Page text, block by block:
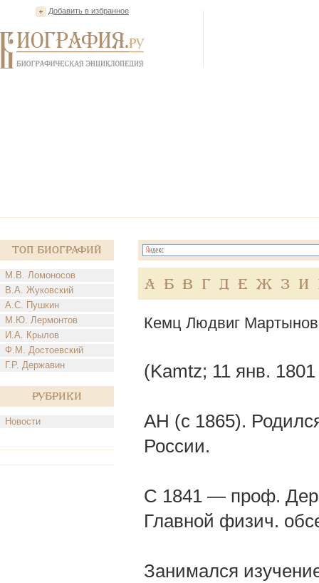
Добавить в избранное
Топ Биографий
М.В. Ломоносов
В.А. Жуковский
А.С. Пушкин
М.Ю. Лермонтов
И.А. Крылов
Ф.М. Достоевский
Г.Р. Державин
Рубрики
Новости
А Б В Г Д Е Ж З И
Кемц Людвиг
(Kamtz; 11 янв.
АН (с 1865).
России.
С 1841 — проф.
Главной физич.
Занимался